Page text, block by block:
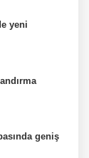
yeni
geniş